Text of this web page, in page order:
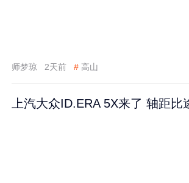
师梦琼 2天前 # 高山
上汽大众ID.ERA 5X来了 轴距比